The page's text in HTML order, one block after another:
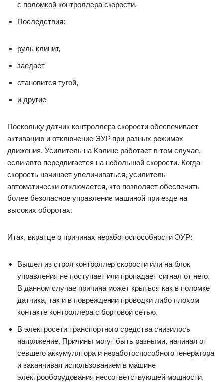
с поломкой контроллера скорости.
Последствия:
руль клинит,
заедает
становится тугой,
и другие
Поскольку датчик контроллера скорости обеспечивает
активацию и отключение ЭУР при разных режимах
движения. Усилитель на Калине работает в том случае,
если авто передвигается на небольшой скорости. Когда
скорость начинает увеличиваться, усилитель
автоматически отключается, что позволяет обеспечить
более безопасное управление машиной при езде на
высоких оборотах.
Итак, вкратце о причинах неработоспособности ЭУР:
Вышел из строя контроллер скорости или на блок
управления не поступает или пропадает сигнал от него.
В данном случае причина может крыться как в поломке
датчика, так и в повреждении проводки либо плохом
контакте контроллера с бортовой сетью.
В электросети транспортного средства снизилось
напряжение. Причины могут быть разными, начиная от
севшего аккумулятора и неработоспособного генератора
и заканчивая использованием в машине
электрооборудования несоответствующей мощности.